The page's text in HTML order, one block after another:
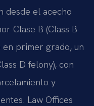
desde el acecho
Clase B (Class B
en primer grado, un
D felony), con
y
Law Offices